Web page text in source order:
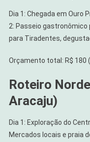
Dia 1: Chegada em Ouro
2: Passeio
para Tiradentes,
Orçamento total: R$
Roteiro
Aracaju)
Dia 1: Exploração do
Mercados locais e praia